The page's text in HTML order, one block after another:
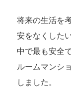
将来の生活を
安をなくした
中で最も安全
ルームマンシ
しました。